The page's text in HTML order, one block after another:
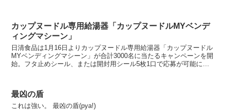
カップヌードル専用給湯器「カップヌードルMYベンデ
ィングマシーン」
日清食品は1月16日よりカップヌードル専用給湯器「カップヌードル
MYベンディングマシーン」が合計3000名に当たるキャンペーンを開
始。フタ止めシール、または開封用シール5枚1口で応募が可能にな
最凶の盾
これは強い。 最凶の盾(pya!)